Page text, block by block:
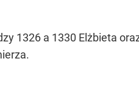
1326 a 1330 Elżbieta